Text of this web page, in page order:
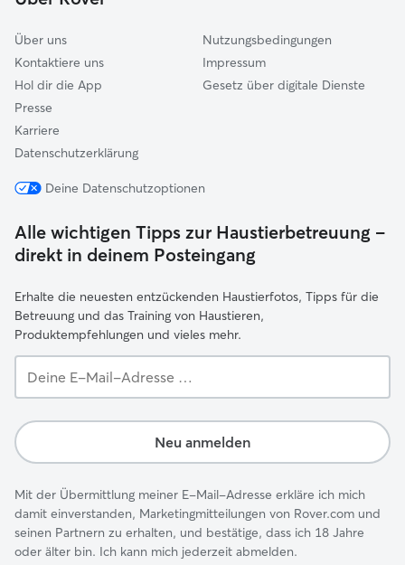
Lohmar
Über uns
Kontaktiere uns
Hol dir die App
Presse
Karriere
Datenschutzerklärung
Nutzungsbedingungen
Impressum
Gesetz über digitale Dienste
Deine Datenschutzoptionen
Alle wichtigen Tipps zur Haustierbetreuung –
direkt in deinem Posteingang
Erhalte die neuesten entzückenden Haustierfotos, Tipps für die
Betreuung und das Training von Haustieren,
Produktempfehlungen und vieles mehr.
E-
Adresse …
Neu anmelden
Mit der Übermittlung meiner E-Mail-Adresse erkläre ich mich
damit einverstanden, Marketingmitteilungen von Rover.com und
seinen Partnern zu erhalten, und bestätige, dass ich 18 Jahre
oder älter bin. Ich kann mich jederzeit abmelden.